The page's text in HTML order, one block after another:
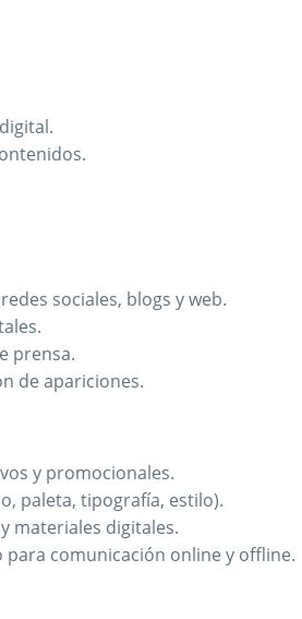
sociales, blogs y web.
prensa.
de apariciones.
y promocionales.
paleta, tipografía, estilo).
materiales digitales.
comunicación online y offline.